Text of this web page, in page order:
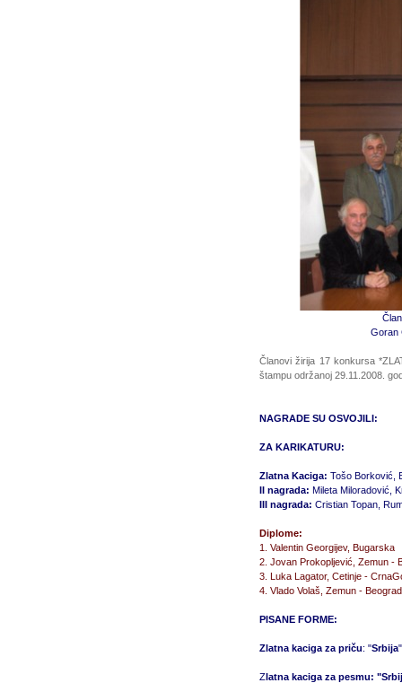
Goran
Članovi žirija 17 konkursa
štampu održanoj 29.11.2008.
NAGRADE SU OSVOJILI:
ZA KARIKATURU:
Zlatna Kaciga: Tošo Borković,
II nagrada: Mileta Miloradović,
III nagrada: Cristian Topan,
Diplome:
1. Valentin Georgijev, Bugarska
2. Jovan Prokopljević, Zemun -
3. Luka Lagator, Cetinje -
4. Vlado Volaš, Zemun - Beograd
PISANE FORME:
Zlatna kaciga za priču: "Srbija
Zlatna kaciga za pesmu: